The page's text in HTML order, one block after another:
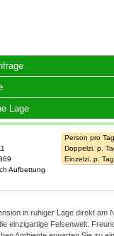
Lage
Aufbettung
Person pro
Doppelzi. p.
Einzelzi. p.
in ruhiger Lage direkt am
einzigartige Felsenwelt.